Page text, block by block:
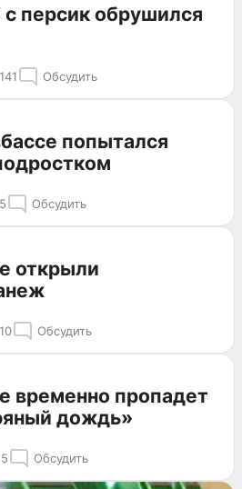
персик обрушился
141 Обсудить
попытался
5 Обсудить
открыли
10 Обсудить
временно пропадет
дождь»
5 Обсудить